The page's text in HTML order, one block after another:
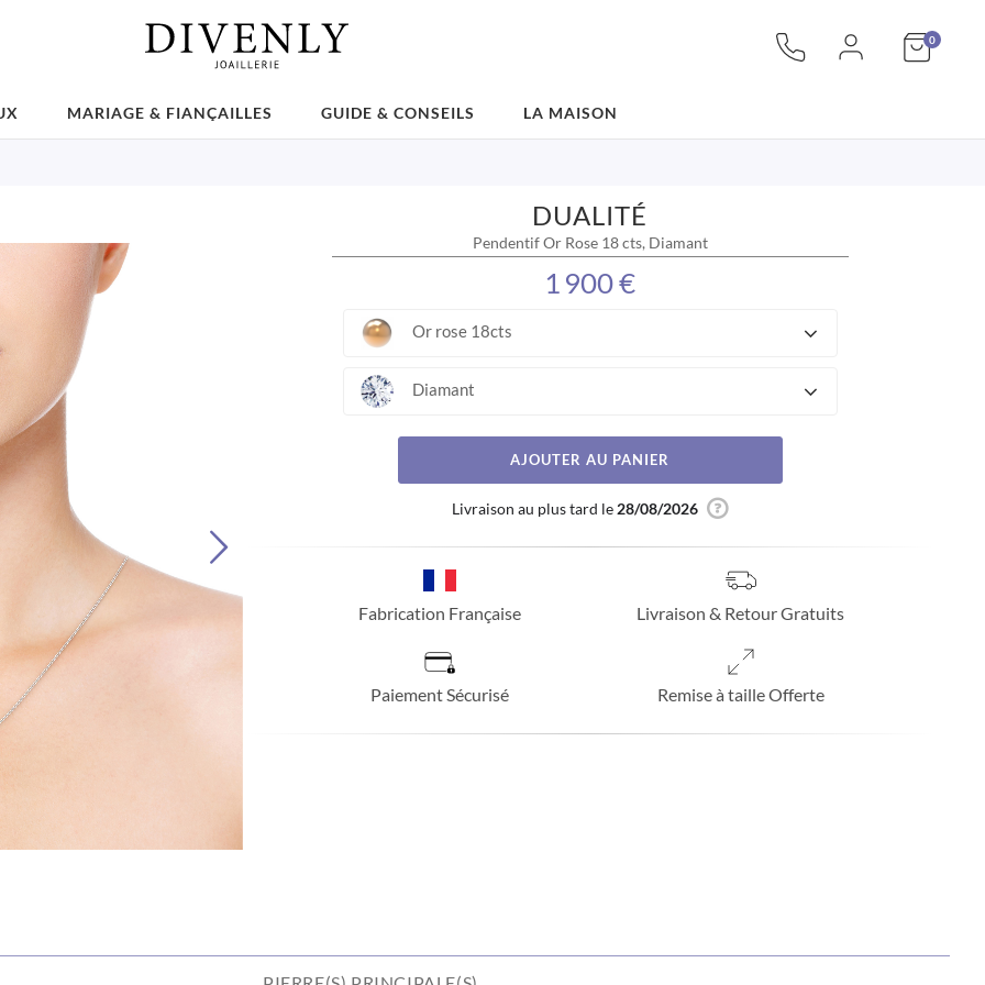
Mon
0articles
MARIAGE & FIANÇAILLES GUIDE & CONSEILS LA MAISON
DUALITÉ
Pendentif Or Rose 18 cts, Diamant
1 900 €
Or rose 18cts
Diamant
AJOUTER AU PANIER
Livraison au plus tard le 28/08/2026
Fabrication Française Livraison & Retour Gratuits
Paiement Sécurisé Remise à taille Offerte